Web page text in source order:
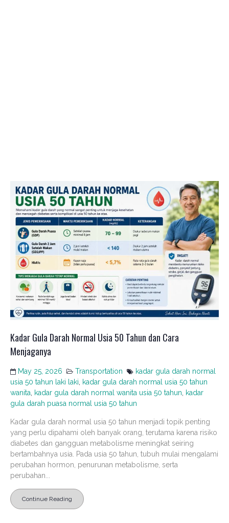
Kadar Gula Darah Normal Usia 50 Tahun dan Cara
Menjaganya
May 25, 2026 Transportation
kadar gula darah normal
usia 50 tahun laki laki
kadar gula darah normal usia 50 tahun
wanita
kadar gula darah normal wanita usia 50 tahun
kadar
gula darah puasa normal usia 50 tahun
Kadar gula darah normal usia 50 tahun menjadi topik penting
yang perlu dipahami oleh banyak orang, terutama karena risiko
diabetes dan gangguan metabolisme meningkat seiring
bertambahnya usia. Pada usia 50 tahun, tubuh mulai mengalami
perubahan hormon, penurunan metabolisme, serta
perubahan...
Continue Reading